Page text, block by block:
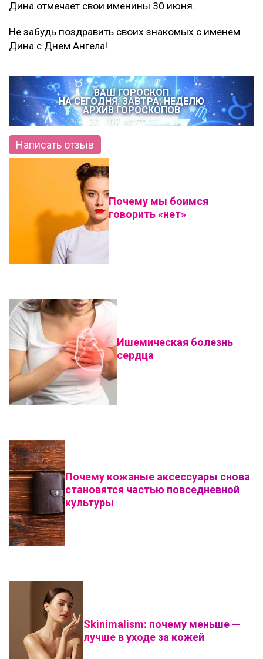
Дина отмечает свои именины 30 июня.
Не забудь поздравить своих знакомых с именем
Дина с Днем Ангела!
ВАШ ГОРОСКОП
НА СЕГОДНЯ, ЗАВТРА, НЕДЕЛЮ
АРХИВ ГОРОСКОПОВ
Написать отзыв
Почему мы боимся
говорить «нет»
Ишемическая болезнь
сердца
Почему кожаные аксессуары снова
становятся частью повседневной
культуры
Skinimalism: почему меньше —
лучше в уходе за кожей